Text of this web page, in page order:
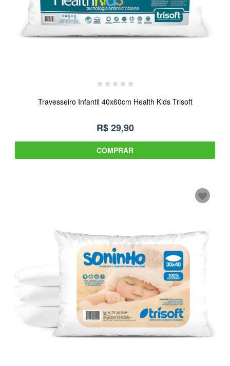
Travesseiro Infantil 40x60cm Health Kids Trisoft
R$ 29,90
COMPRAR